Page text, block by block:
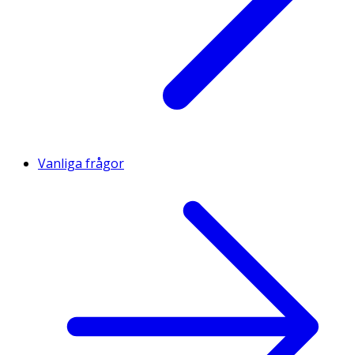
Vanliga frågor